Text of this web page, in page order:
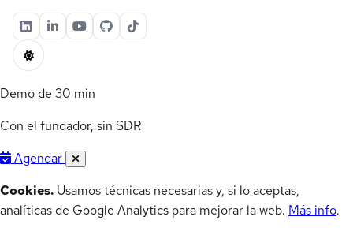
Demo de 30 min
Con el fundador, sin SDR
Agendar
Cookies. Usamos técnicas necesarias y, si lo aceptas,
analíticas de Google Analytics para mejorar la web. Más info.